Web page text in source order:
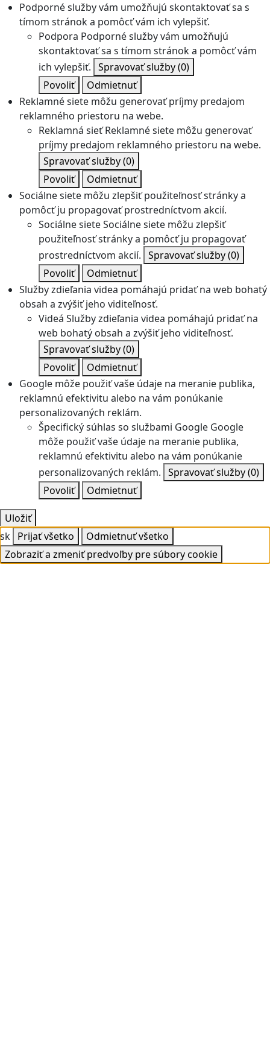
Podporné služby vám umožňujú skontaktovať sa s
tímom stránok a pomôcť vám ich vylepšiť.
Podpora Podporné služby vám umožňujú
skontaktovať sa s tímom stránok a pomôcť vám
ich vylepšiť. Spravovať služby(0)
Povoliť
Odmietnuť
Reklamné siete môžu generovať príjmy predajom
reklamného priestoru na webe.
Reklamná sieť Reklamné siete môžu generovať
príjmy predajom reklamného priestoru na webe.
Spravovať služby(0)
Povoliť
Odmietnuť
Sociálne siete môžu zlepšiť použiteľnosť stránky a
pomôcť ju propagovať prostredníctvom akcií.
Sociálne sieteSociálne siete môžu zlepšiť
použiteľnosť stránky a pomôcť ju propagovať
prostredníctvom akcií. Spravovať služby(0)
Povoliť
Odmietnuť
Služby zdieľania videa pomáhajú pridať na web bohatý
obsah a zvýšiť jeho viditeľnosť.
Videá Služby zdieľania videa pomáhajú pridať na
web bohatý obsah a zvýšiť jeho viditeľnosť.
Spravovať služby(0)
Povoliť
Odmietnuť
Google môže použiť vaše údaje na meranie publika,
reklamnú efektivitu alebo na vám ponúkanie
personalizovaných reklám.
Špecifický súhlas so službami Google Google
môže použiť vaše údaje na meranie publika,
reklamnú efektivitu alebo na vám ponúkanie
personalizovaných reklám. Spravovať služby(0)
Povoliť
Odmietnuť
Uložiť
sk Prijať všetko
Odmietnuť všetko
Zobraziť a zmeniť predvoľby pre súbory cookie